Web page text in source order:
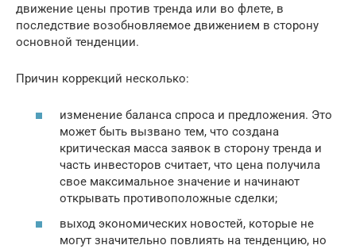
движение цены против тренда или во флете, в
последствие возобновляемое движением в сторону
основной тенденции.
Причин коррекций несколько:
изменение баланса спроса и предложения. Это
может быть вызвано тем, что создана
критическая масса заявок в сторону тренда и
часть инвесторов считает, что цена получила
свое максимальное значение и начинают
открывать противоположные сделки;
выход экономических новостей, которые не
могут значительно повлиять на тенденцию, но